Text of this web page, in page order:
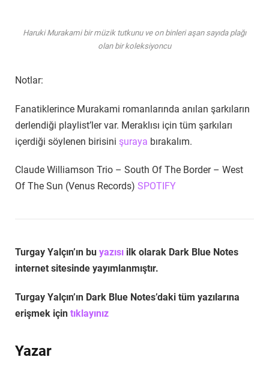
Haruki Murakami bir müzik tutkunu ve on binleri aşan sayıda plağı
olan bir koleksiyoncu
Notlar:
Fanatiklerince Murakami romanlarında anılan şarkıların
derlendiği playlist’ler var. Meraklısı için tüm şarkıları
içerdiği söylenen birisini şuraya bırakalım.
Claude Williamson Trio – South Of The Border – West
Of The Sun (Venus Records) SPOTIFY
Turgay Yalçın’ın bu yazısı ilk olarak Dark Blue Notes
internet sitesinde yayımlanmıştır.
Turgay Yalçın’ın Dark Blue Notes’daki tüm yazılarına
erişmek için tıklayınız
Yazar